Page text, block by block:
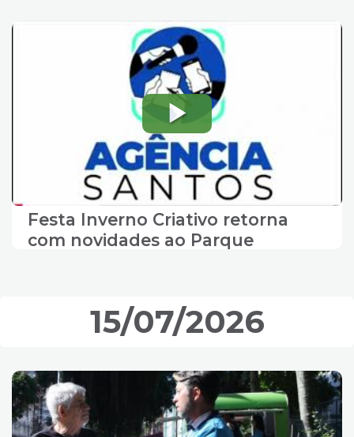
Festa Inverno Criativo retorna
com novidades ao Parque
15/07/2026